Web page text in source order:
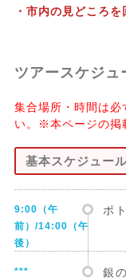
・市内の見どころを
ツアースケジュ
集合場所・時間は必
い。※本ページの掲
基本スケジュー
9:00（午
前）/14:00（午
後）
ポ
***
銀